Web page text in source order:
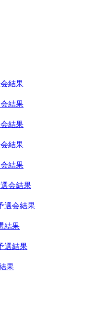
結果
結果
結果
結果
結果
会結果
選会結果
結果
選結果
果